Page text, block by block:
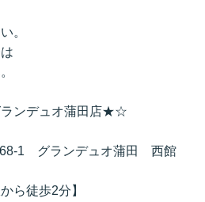
。
ンデュオ蒲田店★☆
68-1 グランデュオ蒲田 西館
ら徒歩2分】